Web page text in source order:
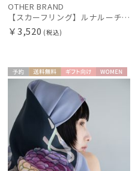
OTHER BRAND
【スカーフリング】ルナルーチェ (Luna Luce) Cross Ring お手持ちのスカーフを通すだけ ギフト
￥3,520 (税込)
予約 送料無
料
ギフト
向け
WOME